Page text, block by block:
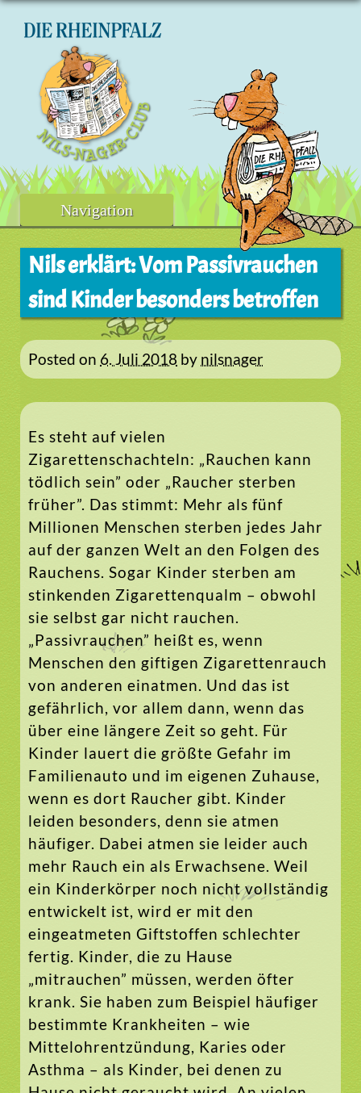
Skip
Navigation
Nils erklärt: Vom Passivrauchen
sind Kinder besonders betroffen
Posted on 6. Juli 2018 by nilsnager
Es steht auf vielen
Zigarettenschachteln: „Rauchen kann
tödlich sein” oder „Raucher sterben
früher”. Das stimmt: Mehr als fünf
Millionen Menschen sterben jedes Jahr
auf der ganzen Welt an den Folgen des
Rauchens. Sogar Kinder sterben am
stinkenden Zigarettenqualm – obwohl
sie selbst gar nicht rauchen.
„Passivrauchen” heißt es, wenn
Menschen den giftigen Zigarettenrauch
von anderen einatmen. Und das ist
gefährlich, vor allem dann, wenn das
über eine längere Zeit so geht. Für
Kinder lauert die größte Gefahr im
Familienauto und im eigenen Zuhause,
wenn es dort Raucher gibt. Kinder
leiden besonders, denn sie atmen
häufiger. Dabei atmen sie leider auch
mehr Rauch ein als Erwachsene. Weil
ein Kinderkörper noch nicht vollständig
entwickelt ist, wird er mit den
eingeatmeten Giftstoffen schlechter
fertig. Kinder, die zu Hause
„mitrauchen” müssen, werden öfter
krank. Sie haben zum Beispiel häufiger
bestimmte Krankheiten – wie
Mittelohrentzündung, Karies oder
Asthma – als Kinder, bei denen zu